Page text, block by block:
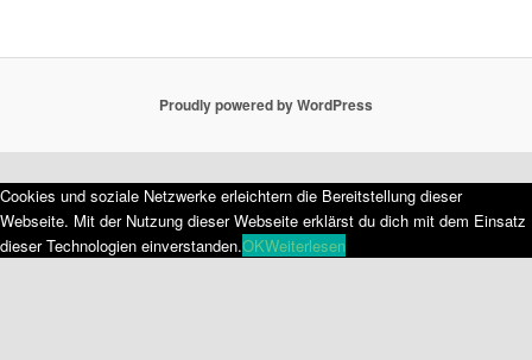
Proudly powered by WordPress
Cookies und soziale Netzwerke erleichtern die Bereitstellung dieser
Webseite. Mit der Nutzung dieser Webseite erklärst du dich mit dem Einsatz
dieser Technologien einverstanden.OKWeiterlesen